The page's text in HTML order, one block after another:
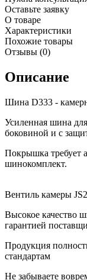
Оставьте заявку
О товаре
Характеристики
Похожие товары
Отзывы (0)
Описание
Шина D333 -
Усиленная шина
боковиной и с
Покрышка требует
шинокомплект.
Вентиль камеры
Высокое качество
гарантией
Продукция
стандартам
Не забываете